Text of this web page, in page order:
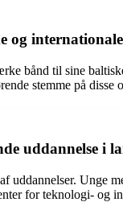
og
bånd til sine
stemme på disse
uddannelse i
uddannelser. Unge
for teknologi- og